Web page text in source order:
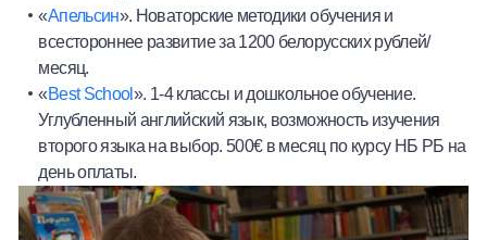
«Апельсин». Новаторские методики обучения и
всестороннее развитие за 1200 белорусских рублей/
месяц.
«Best School». 1-4 классы и дошкольное обучение.
Углубленный английский язык, возможность изучения
второго языка на выбор. 500€ в месяц по курсу НБ РБ на
день оплаты.